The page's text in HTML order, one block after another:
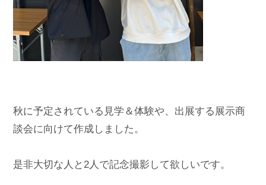
秋に予定されている見学＆体験や、出展する展示商
談会に向けて作成しました。
是非大切な人と2人で記念撮影して欲しいです。